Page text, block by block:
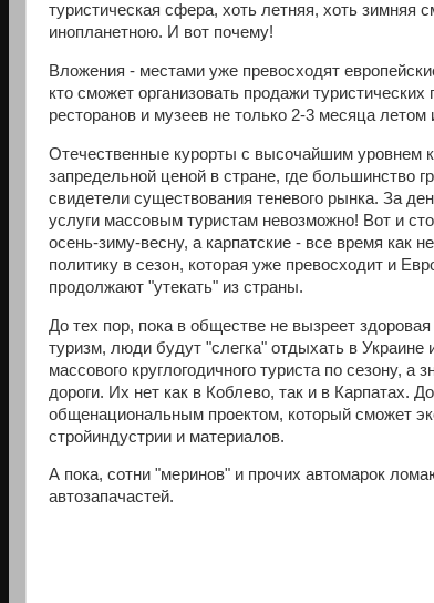
туристическая сфера, хоть летняя, хоть зимняя
инопланетною. И вот почему!
Вложения - местами уже превосходят
кто сможет организовать продажи
ресторанов и музеев не только 2-3 месяца
Отечественные курорты с высочайшим уровнем
запредельной ценой в стране, где большинство
свидетели существования теневого рынка. За
услуги массовым туристам невозможно! Вот и
осень-зиму-весну, а карпатские - все время как
политику в сезон, которая уже превосходит и
продолжают "утекать" из страны.
До тех пор, пока в обществе не вызреет
туризм, люди будут "слегка" отдыхать в
массового круглогодичного туриста по сезону, а
дороги. Их нет как в Коблево, так и в Карпатах.
общенациональным проектом, который сможет
стройиндустрии и материалов.
А пока, сотни "меринов" и прочих автомарок
автозапачастей.